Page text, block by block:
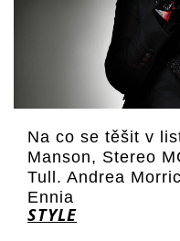
Na co se těšit v
Manson, Stereo
Tull. Andrea
Ennia
STYLE